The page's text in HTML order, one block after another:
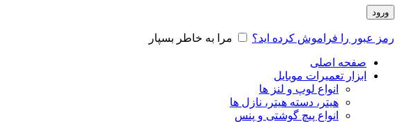
ورود
رمز عبور را فراموش کرده اید؟ مرا به خاطر بسپار
صفحه اصلی
ابزار تعمیرات موبایل
انواع لوپ و لنز ها
هیتر، دسته هیتر، نازل ها
انواع پیچ‌ گوشتی و پنس